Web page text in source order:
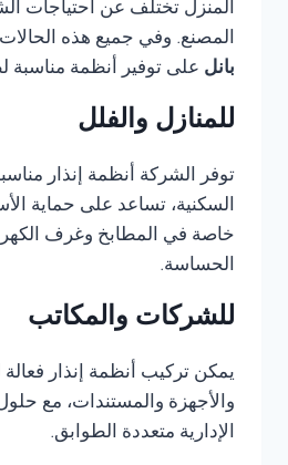
المنزل تختلف عن احتياجات
المصنع. وفي جميع هذه
بانل على توفير أنظمة مناسبة
للمنازل والفلل
توفر الشركة أنظمة إنذار
السكنية، تساعد على حماية
خاصة في المطابخ وغرف
الحساسة.
للشركات والمكاتب
يمكن تركيب أنظمة إنذار
والأجهزة والمستندات، مع
الإدارية متعددة الطوابق.